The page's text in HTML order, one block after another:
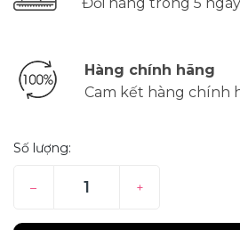
Đổi hàng trong 5
Hàng chính hãng
Cam kết hàng chính
Số lượng:
– +